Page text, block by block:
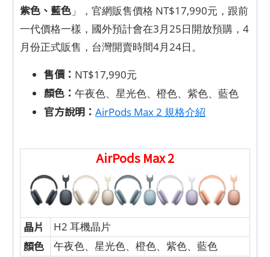
紫色、藍色 」，官網販售價格 NT$17,990元，跟前
一代價格一樣，國外預計會在3月25日開放預購，4
月份正式販售，台灣開賣時間4月24日。
售價： NT$17,990元
顏色： 午夜色、星光色、橙色、紫色、藍色
官方說明： AirPods Max 2 規格介紹
AirPods Max 2
晶片 H2 耳機晶片
顏色 午夜色、星光色、橙色、紫色、藍色